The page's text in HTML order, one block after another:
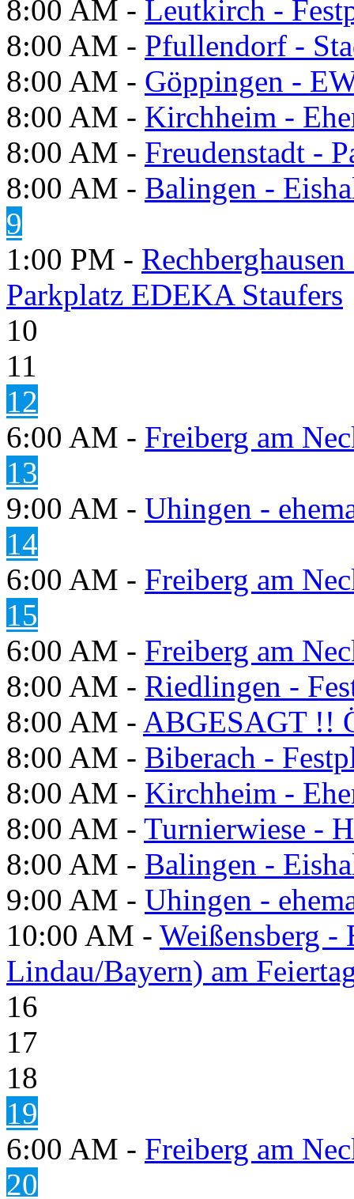
8:00 AM - Leutkirch -
8:00 AM - Pfullendorf -
8:00 AM - Göppingen -
8:00 AM - Kirchheim -
8:00 AM - Freudenstadt -
8:00 AM - Balingen -
9
1:00 PM -
Parkplatz EDEKA Staufers
10
11
12
6:00 AM - Freiberg am
13
9:00 AM - Uhingen -
14
6:00 AM - Freiberg am
15
6:00 AM - Freiberg am
8:00 AM - Riedlingen -
8:00 AM - ABGESAGT !!
8:00 AM - Biberach -
8:00 AM - Kirchheim -
8:00 AM - Turnierwiese -
8:00 AM - Balingen -
9:00 AM - Uhingen -
10:00 AM - Weißensberg
Lindau/Bayern) am
16
17
18
19
6:00 AM - Freiberg am
20